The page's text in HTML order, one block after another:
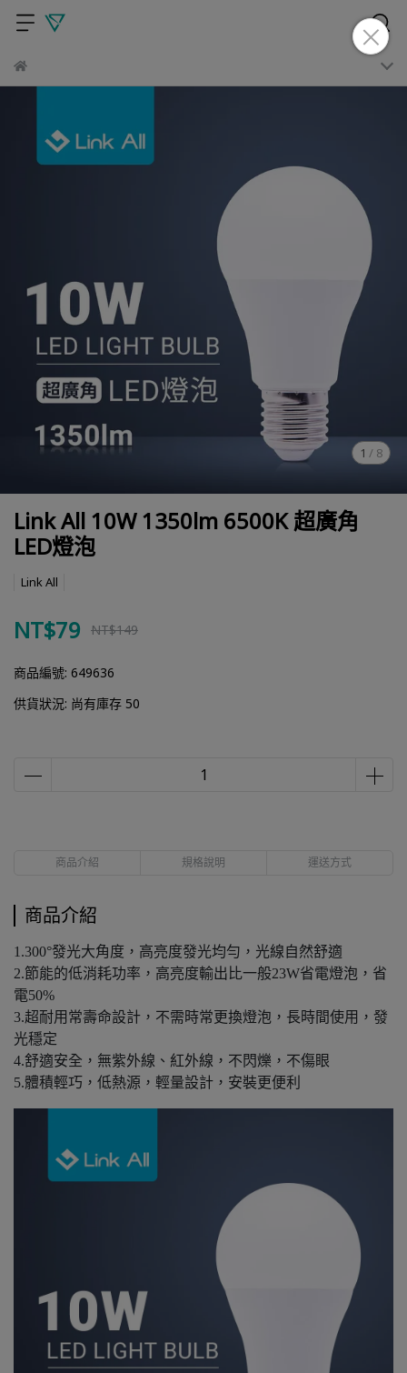
1 / 8
Link All 10W 1350lm 6500K 超廣角
LED燈泡
Link All
NT$79 NT$149
商品編號: 649636
供貨狀況: 尚有庫存 50
商品介紹 規格說明 運送方式
商品介紹
1.300°發光大角度，高亮度發光均勻，光線自然舒適
2.節能的低消耗功率，高亮度輸出比一般23W省電燈泡，省
電50%
3.超耐用常壽命設計，不需時常更換燈泡，長時間使用，發
光穩定
4.舒適安全，無紫外線、紅外線，不閃爍，不傷眼
5.體積輕巧，低熱源，輕量設計，安裝更便利